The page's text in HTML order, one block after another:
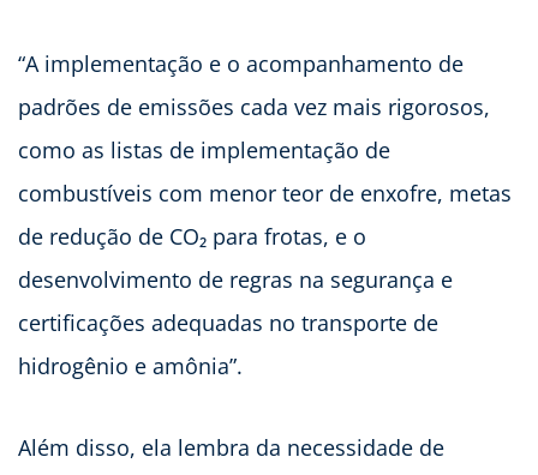
“A implementação e o acompanhamento de
padrões de emissões cada vez mais rigorosos,
como as listas de implementação de
combustíveis com menor teor de enxofre, metas
de redução de CO₂ para frotas, e o
desenvolvimento de regras na segurança e
certificações adequadas no transporte de
hidrogênio e amônia”.
Além disso, ela lembra da necessidade de